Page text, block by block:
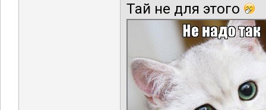
Тай не для этого